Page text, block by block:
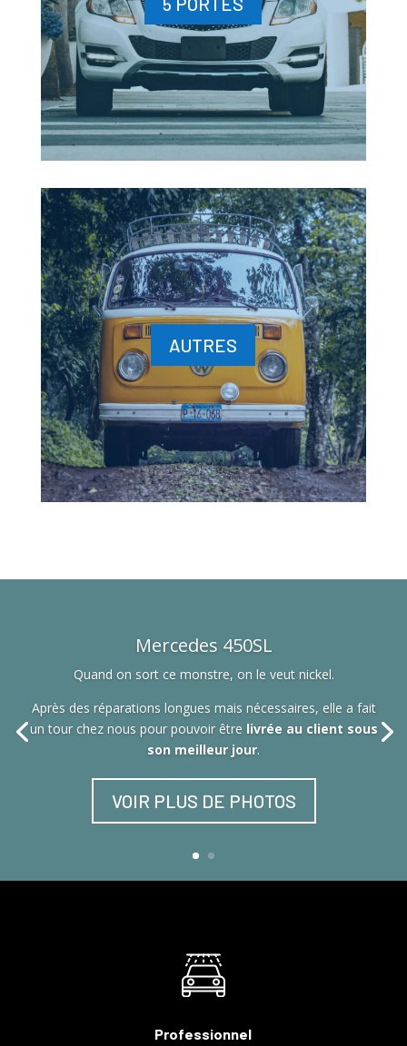
AUTRES
Mercedes 450SL
Quand on sort ce monstre, on le veut nickel.
Après des réparations longues mais nécessaires, elle a fait
un tour chez nous pour pouvoir être livrée au client sous
son meilleur jour.
VOIR PLUS DE PHOTOS
Professionnel